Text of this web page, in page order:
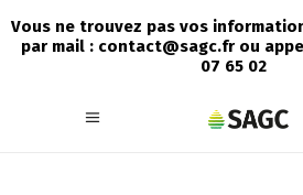
Vous ne trouvez pas vos
par mail : contact@sagc.fr ou
07 65 02